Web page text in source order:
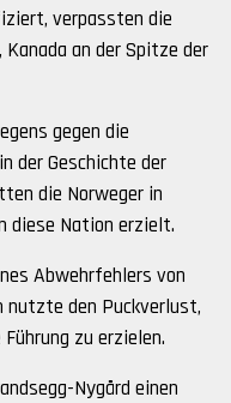
verpassten die
Kanada an der Spitze der
gegen die
der Geschichte der
die Norweger in
diese Nation erzielt.
Abwehrfehlers von
nutzte den Puckverlust,
zu erzielen.
Nygård einen